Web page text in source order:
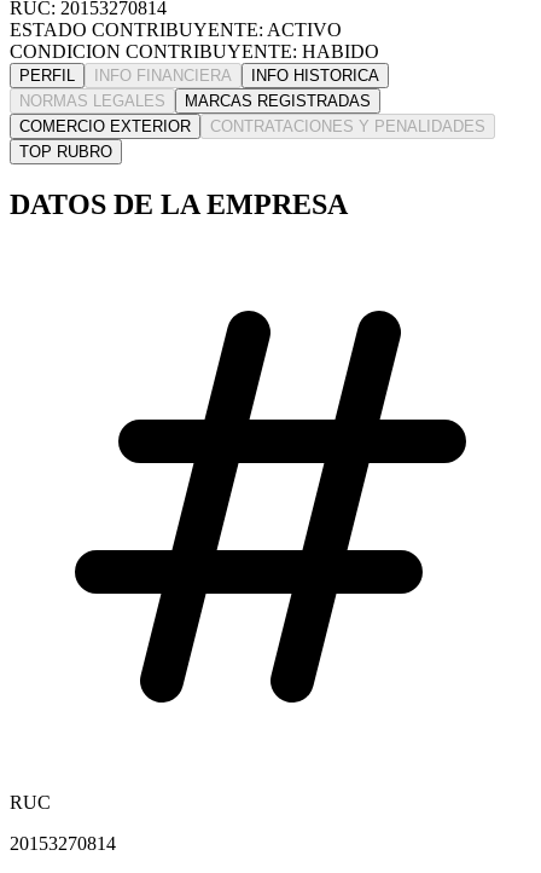
RUC: 20153270814
ESTADO CONTRIBUYENTE: ACTIVO
CONDICION CONTRIBUYENTE: HABIDO
PERFIL INFO FINANCIERA
INFO HISTORICA
NORMAS LEGALES
MARCAS REGISTRADAS
COMERCIO EXTERIOR
CONTRATACIONES Y PENALIDADES
TOP RUBRO
DATOS DE LA EMPRESA
RUC
20153270814